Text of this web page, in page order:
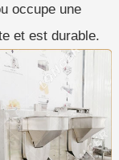
occupe une
et est durable.